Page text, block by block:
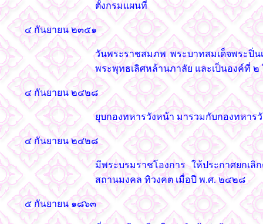
ตั้งกรมแผนที่
๔ กันยายน ๒๓๕๑
วันพระราชสมภพ พระบาทสมเด็จพระปิ่น
พระพุทธเลิศหล้านภาลัย และเป็นองค์ที่ ๒
๔ กันยายน ๒๔๒๘
ยุบกองทหารวังหน้า มารวมกับกองทหาร
๔ กันยายน ๒๔๒๘
มีพระบรมราชโองการ ให้ประกาศยกเ
สถานมงคล ทิวงคต เมื่อปี พ.ศ. ๒๔๒๘
๕ กันยายน ๑๘๖๓